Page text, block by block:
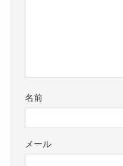
名前
メール